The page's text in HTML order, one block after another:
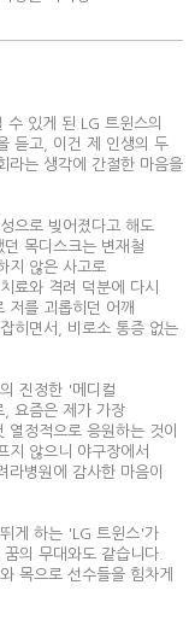
수 있게 된 LG 트윈스의
듣고, 이건 제 인생의 두
라는 생각에 간절한 마음을
으로 빚어졌다고 해도
목디스크는 변재철
지 않은 사고로
료와 격려 덕분에 다시
저를 괴롭히던 어깨
히면서, 비로소 통증 없는
진정한 '메디컬
, 요즘은 제가 가장
정적으로 응원하는 것이
지 않으니 야구장에서
병원에 감사한 마음이
게 하는 'LG 트윈스'가
의 무대와도 같습니다.
목으로 선수들을 힘차게